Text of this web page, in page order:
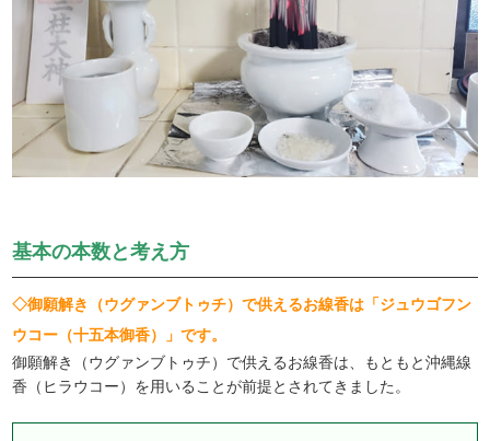
基本の本数と考え方
◇御願解き（ウグァンブトゥチ）で供えるお線香は「ジュウゴフン
ウコー（十五本御香）」です。
御願解き（ウグァンブトゥチ）で供えるお線香は、もともと沖縄線
香（ヒラウコー）を用いることが前提とされてきました。